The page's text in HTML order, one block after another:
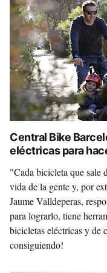
Central Bike
eléctricas para
"Cada bicicleta que sale
vida de la gente y, por
Jaume Valldeperas,
para lograrlo, tiene
bicicletas eléctricas y de
consiguiendo!